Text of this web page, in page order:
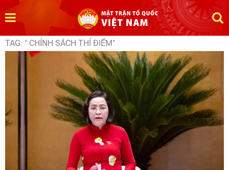
TAG: " CHÍNH SÁCH THÍ ĐIỂM"